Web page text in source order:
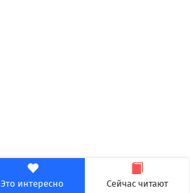
Это интересно Сейчас читают